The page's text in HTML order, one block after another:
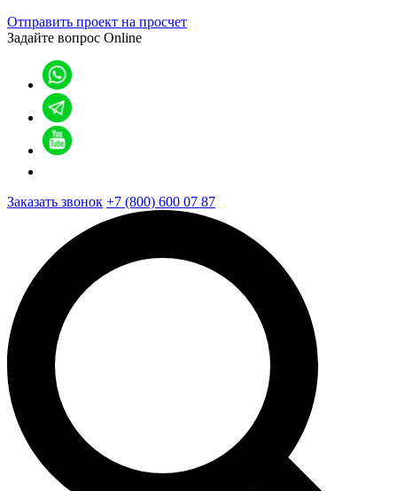
Отправить проект на просчет
Задайте вопрос Online
Заказать звонок +7 (800) 600 07 87